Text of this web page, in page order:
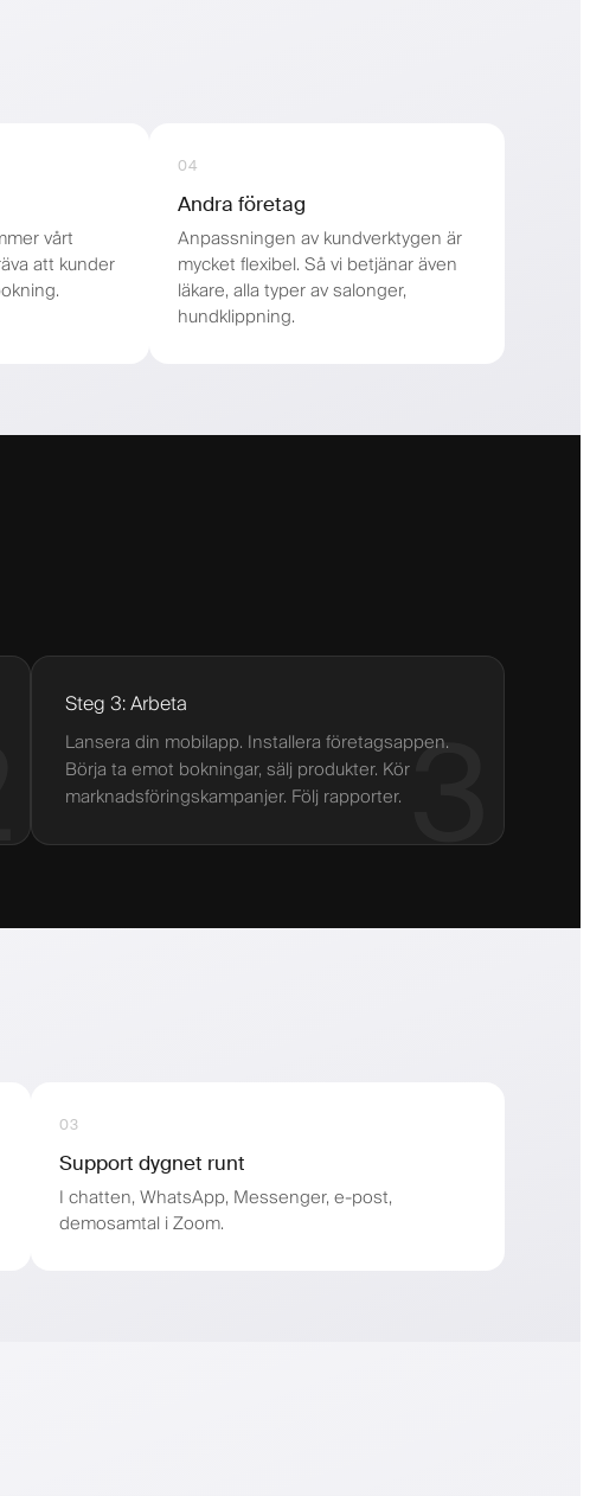
vårt
att kunder
04
Andra företag
Anpassningen av kundverktygen är
mycket flexibel. Så vi betjänar även
läkare, alla typer av salonger,
hundklippning.
3
Steg 3: Arbeta
Lansera din mobilapp. Installera företagsappen.
Börja ta emot bokningar, sälj produkter. Kör
marknadsföringskampanjer. Följ rapporter.
03
Support dygnet runt
I chatten, WhatsApp, Messenger, e-post,
demosamtal i Zoom.